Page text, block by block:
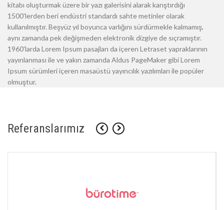
kitabı oluşturmak üzere bir yazı galerisini alarak karıştırdığı
1500'lerden beri endüstri standardı sahte metinler olarak
kullanılmıştır. Beşyüz yıl boyunca varlığını sürdürmekle kalmamış,
aynı zamanda pek değişmeden elektronik dizgiye de sıçramıştır.
1960'larda Lorem Ipsum pasajları da içeren Letraset yapraklarının
yayınlanması ile ve yakın zamanda Aldus PageMaker gibi Lorem
Ipsum sürümleri içeren masaüstü yayıncılık yazılımları ile popüler
olmuştur.
Referanslarımız